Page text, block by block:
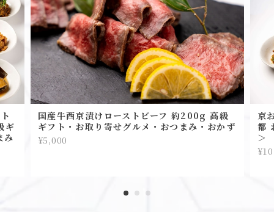
ギ
国産牛西京漬けローストビーフ 約200g 高級
ギフト・お取り寄せグルメ・おつまみ・おかず
京
都
＞